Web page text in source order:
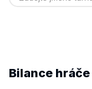
Bilance hráče